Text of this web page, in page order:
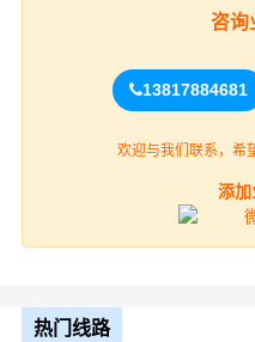
务商，为了保证临沂到北
咨询
13817884681
欢迎与我们联系，希
添加
热门线路